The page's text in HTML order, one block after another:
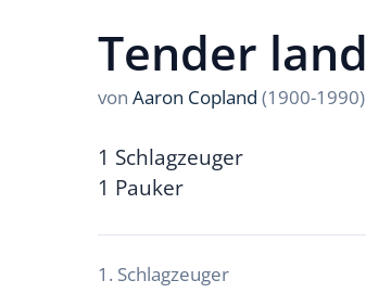
Tender land
von Aaron Copland (1900-1990)
1 Schlagzeuger
1 Pauker
1. Schlagzeuger